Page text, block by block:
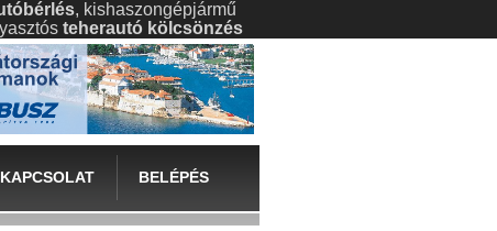
, kishaszongépjármű
teherautó kölcsönzés
KAPCSOLAT BELÉPÉS